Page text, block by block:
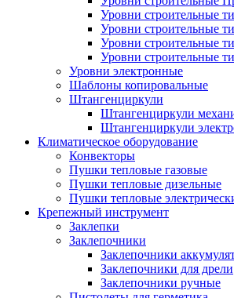
Уровни строительные
Уровни строительные
Уровни строительные
Уровни строительные
Уровни электронные
Шаблоны копировальные
Штангенциркули
Штангенциркули
Штангенциркули
Климатическое оборудование
Конвекторы
Пушки тепловые газовые
Пушки тепловые дизельные
Пушки тепловые
Крепежный инструмент
Заклепки
Заклепочники
Заклепочники
Заклепочники для дрели
Заклепочники ручные